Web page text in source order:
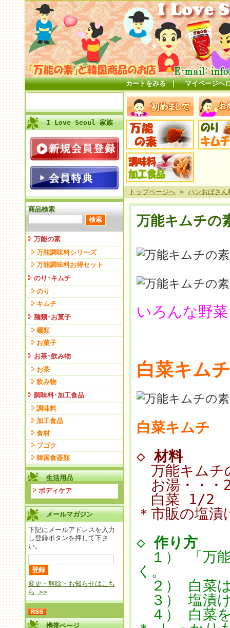
カートをみる｜ マイページへ
I Love Seoul 家族
商品検索
万能の素
万能調味料シリーズ
万能調味料お得セット
のり･キムチ
のり
キムチ
麺類･お菓子
麺類
お菓子
お茶･飲み物
お茶
飲み物
調味料･加工食品
調味料
加工食品
食材
ブゴク
韓国食器類
生活用品
ボディケア
メールマガジン
下記にメールアドレスを入力
し登録ボタンを押して下さ
い。
変更・解除・お知らせはこち
ら >>
携帯ページ
トップページへ > ハンおばさん
万能キムチの
いろんな野
白菜キムチ
白菜キムチ
◇材料
万能キムチ
お湯・・・
白菜 1/2
＊市販の塩
◇作り方
１） 「万能
く。
２） 白菜
３） 塩漬
４） 白菜